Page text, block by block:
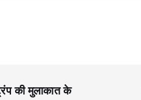
की मुलाकात के